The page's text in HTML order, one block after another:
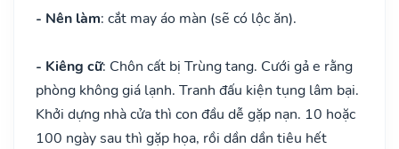
- Nên làm: cắt may áo màn (sẽ có lộc ăn).
- Kiêng cữ: Chôn cất bị Trùng tang. Cưới gả e rằng
phòng không giá lạnh. Tranh đấu kiện tụng lâm bại.
Khởi dựng nhà cửa thì con đầu dễ gặp nạn. 10 hoặc
100 ngày sau thì gặp họa, rồi dần dần tiêu hết